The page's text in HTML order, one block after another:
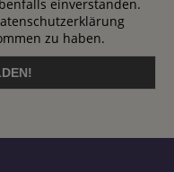
einverstanden.
zu haben.